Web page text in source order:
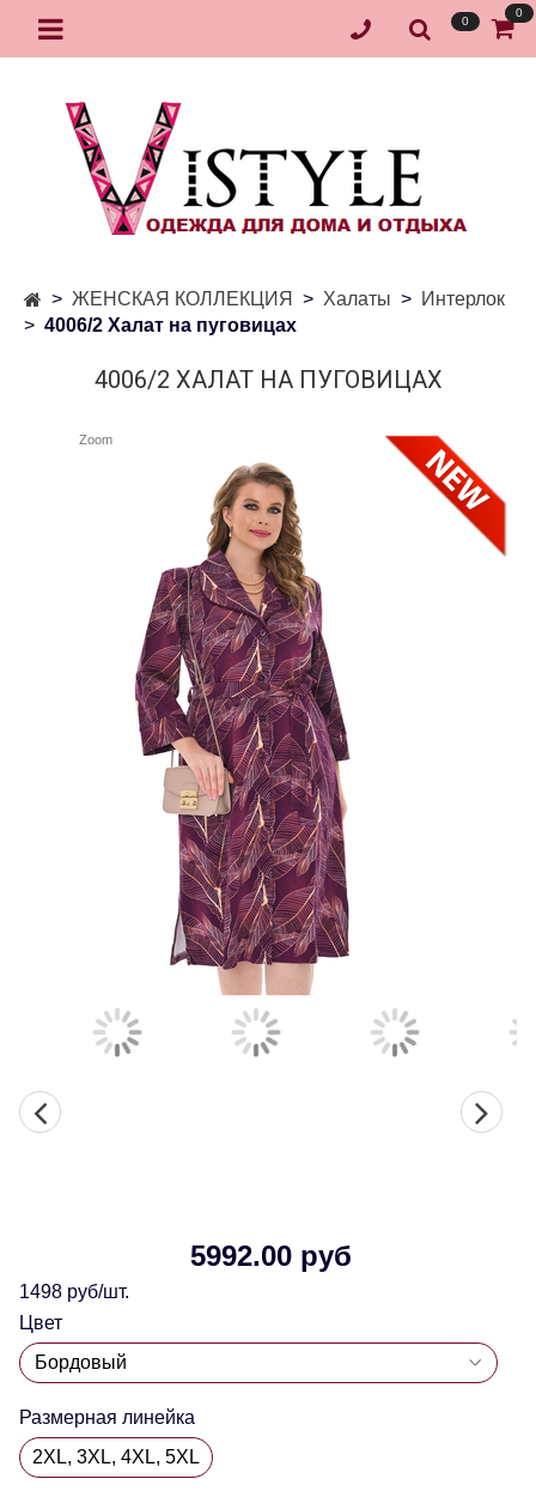
0
0
ЖЕНСКАЯ КОЛЛЕКЦИЯ Халаты
Интерлок
4006/2 Халат на пуговицах
4006/2 ХАЛАТ НА ПУГОВИЦАХ
Zoom
5992.00 руб
1498 руб/шт.
Цвет
Размерная линейка
2XL, 3XL, 4XL, 5XL